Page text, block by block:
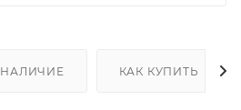
НАЛИЧИЕ КАК КУПИТЬ